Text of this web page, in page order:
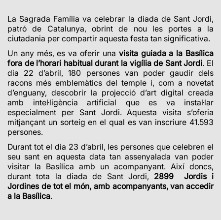
La Sagrada Família va celebrar la diada de Sant Jordi,
patró de Catalunya, obrint de nou les portes a la
ciutadania per compartir aquesta festa tan significativa.
Un any més, es va oferir una visita guiada a la Basílica
fora de l’horari habitual durant la vigília de Sant Jordi. El
dia 22 d’abril, 180 persones van poder gaudir dels
racons més emblemàtics del temple i, com a novetat
d’enguany, descobrir la projecció d’art digital creada
amb intel·ligència artificial que es va instal·lar
especialment per Sant Jordi.Aquesta visita s’oferia
mitjançant un sorteig en el qual es van inscriure 41.593
persones.
Durant tot el dia 23 d’abril, les persones que celebren el
seu sant en aquesta data tan assenyalada van poder
visitar la Basílica amb un acompanyant. Així doncs,
durant tota la diada de Sant Jordi, 2899
Jordis i
Jordines de tot el món, amb acompanyants, van accedir
a la Basílica.